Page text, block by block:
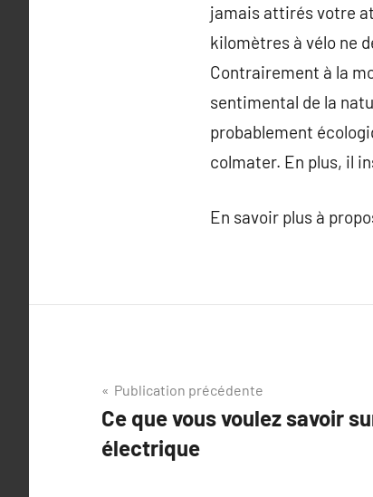
jamais attirés votre
kilomètres à vélo ne
Contrairement à la
sentimental de la
probablement
colmater. En plus, il
En savoir plus à
Navigation
de
l’article
Publication précédente
Ce que vous voulez savoir
électrique